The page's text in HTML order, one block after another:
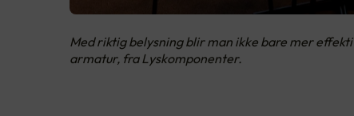
Med riktig belysning blir man ikke bare mer
armatur, fra Lyskomponenter.